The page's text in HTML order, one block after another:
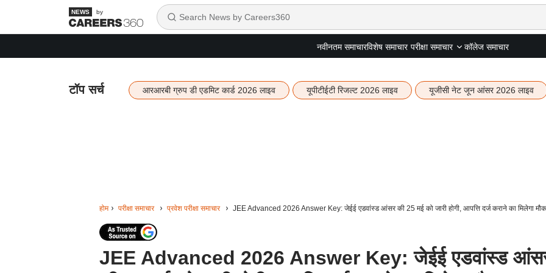
by
नवीनतम समाचारविशेष समाचार परीक्षा समाचार कॉलेज समाचार
टॉप सर्च आरआरबी ग्रुप डी एडमिट कार्ड 2026 लाइव यूपीटीईटी रिजल्ट 2026 लाइव यूजीसी नेट जून आंसर 2026 लाइव
होम परीक्षा समाचार प्रवेश परीक्षा समाचार JEE Advanced 2026 Answer Key: जेईई एडवांस्ड आंसर की 25 मई को जारी होगी, आपत्ति दर्ज कराने का मिलेगा
JEE Advanced 2026 Answer Key: जेईई एडवांस्ड